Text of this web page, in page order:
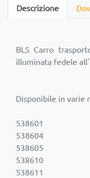
Descrizione
BLS Carro
illuminata fedele
Disponibile in varie
538601
538604
538605
538610
538611